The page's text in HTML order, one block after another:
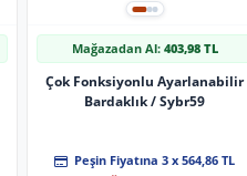
Mağazadan Al: 403,98 TL
Çok Fonksiyonlu Ayarlanabilir
Bardaklık / Sybr59
Peşin Fiyatına 3 x 564,86 TL